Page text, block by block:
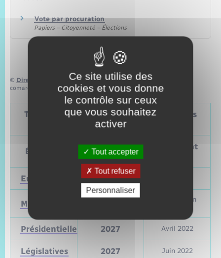
Vote par procuration
Papiers – Citoyenneté – Élections
© Direction de l’information légale et administrative
comarquage developpé parbaseo.io
Tableau – Dates et périodicité des élections
politiques
Élections
Prochain
vote
Précédent
Européennes 9 juin 2024
Municipales
Mars et juin
Présidentielle 2027 Avril 2022
Législatives 2027 Juin 2022
Ce site utilise des
cookies et vous donne
le contrôle sur ceux
que vous souhaitez
activer
Tout accepter
Tout refuser
Personnaliser